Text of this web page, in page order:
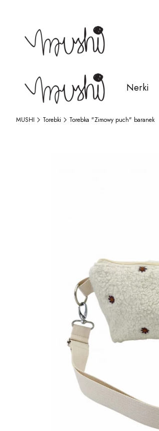
Nerki
MUSHI Torebki Torebka "Zimowy puch" baranek